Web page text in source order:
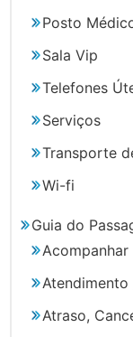
Posto
Sala Vip
Telefones
Serviços
Transporte
Wi-fi
Guia do
Acompanhar
Atraso,